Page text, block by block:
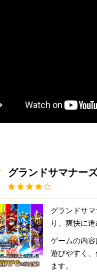
グランドサマナー
グランドサ
り、爽快に
ゲームの内
遊びやすく
ます。